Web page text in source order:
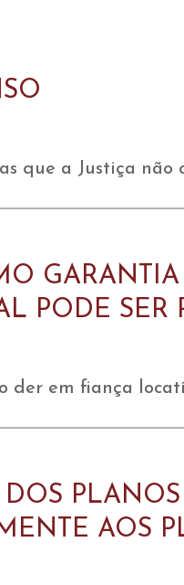
que a Justiça não
PODE SER
der em fiança
AOS